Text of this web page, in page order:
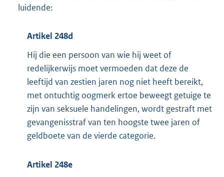
luidende:
Artikel 248d
Hij die een persoon van wie hij weet of
redelijkerwijs moet vermoeden dat deze de
leeftijd van zestien jaren nog niet heeft bereikt,
met ontuchtig oogmerk ertoe beweegt getuige te
zijn van seksuele handelingen, wordt gestraft met
gevangenisstraf van ten hoogste twee jaren of
geldboete van de vierde categorie.
Artikel 248e